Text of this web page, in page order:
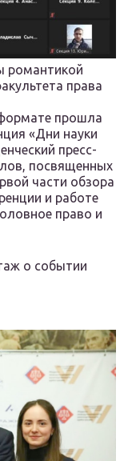
романтикой
права
прошла
«Дни науки
пресс-
посвященных
части обзора
и работе
право и
о событии